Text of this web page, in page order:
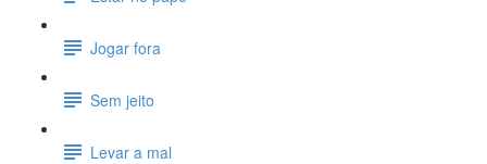
Jogar fora
Sem jeito
Levar a mal